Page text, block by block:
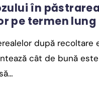
în
pe termen lung
după recoltare
cât de bună